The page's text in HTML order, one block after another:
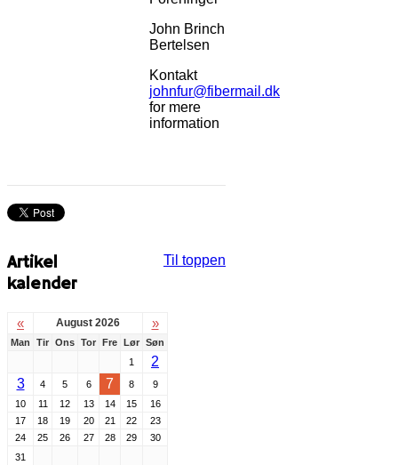
John Brinch
Bertelsen
Kontakt
johnfur@fibermail.dk
for mere
information
Til toppen
Artikel
kalender
« August 2026 »
Man Tir Ons Tor Fre Lør Søn
1
2
3
4 5 6 7 8
9
10
11 12 13 14 15
16
17
18 19 20 21 22
23
24
25 26 27 28 29
30
31